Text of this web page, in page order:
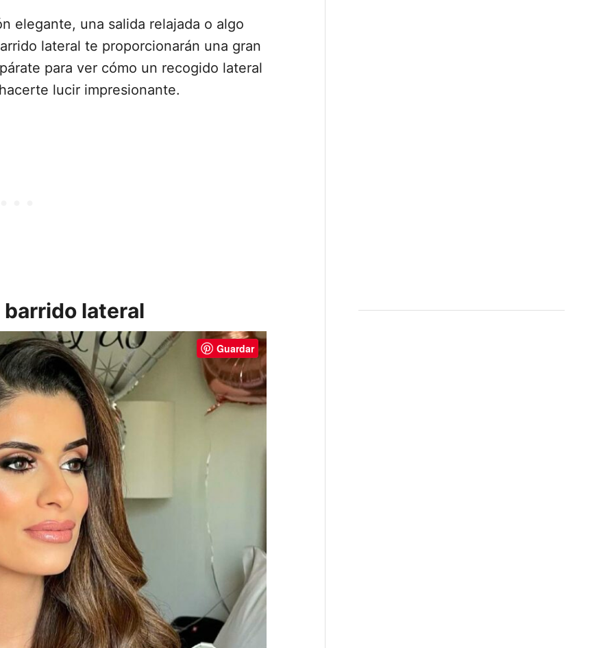
elegante, una salida relajada o algo
lateral te proporcionarán una gran
para ver cómo un recogido lateral
lucir impresionante.
barrido lateral
Guardar